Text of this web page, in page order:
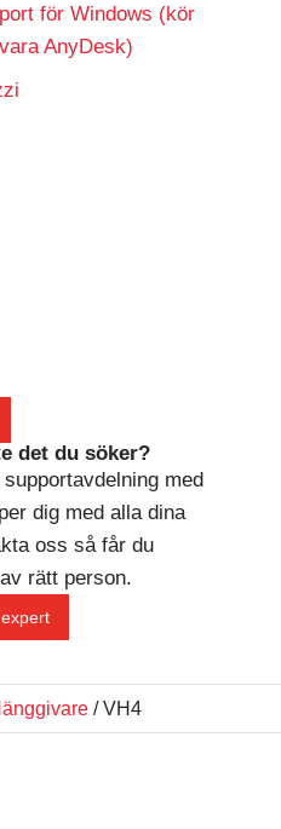
för Windows (kör
AnyDesk)
det du söker?
med
dig med alla dina
oss så får du
rätt person.
/ VH4